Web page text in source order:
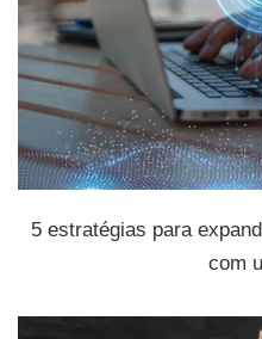
5 estratégias para
com